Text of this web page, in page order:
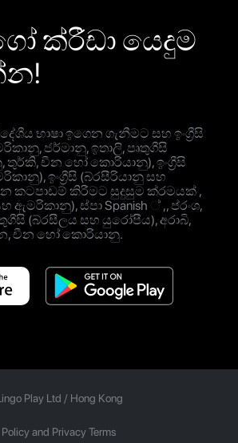
ක්රීඩා යෙදුම
භාෂා ඉගෙන ගැනීමට සහ ඉංග්‍රීසි
ජර්මානු, ඉතාලි, පෘතුගීසි
තුර්කි, චීන හෝ කොරියානු), ඉංග්‍රීසි
ඉංග්‍රීසි (බ්රසීරියානු සහ
කටපාඩම් කිරීමට සුදුසුම ක්රමයක් ,
ඇමරිකානු), ස්පා Spanish ් ,, ප්රංශ,
(බ්රසීලය සහ යුරෝපීය), අරාබි,
චීන හෝ කොරියානු.
Play Ltd / Hong Kong
Policy and Privacy Terms